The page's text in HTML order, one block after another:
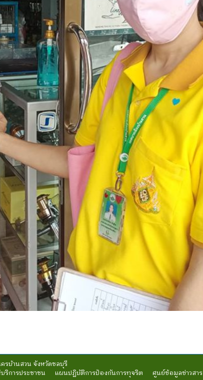
รบ้านสวน จังหวัดชลบุรี
ริการประชาชน แผนปฏิบัติการป้องกันการทุจริต ศูนย์ข้อมูลข่าวสาร